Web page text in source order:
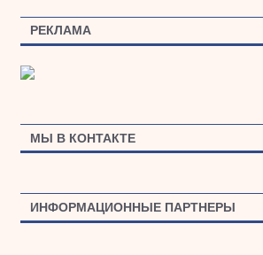
РЕКЛАМА
МЫ В КОНТАКТЕ
ИНФОРМАЦИОННЫЕ ПАРТНЕРЫ